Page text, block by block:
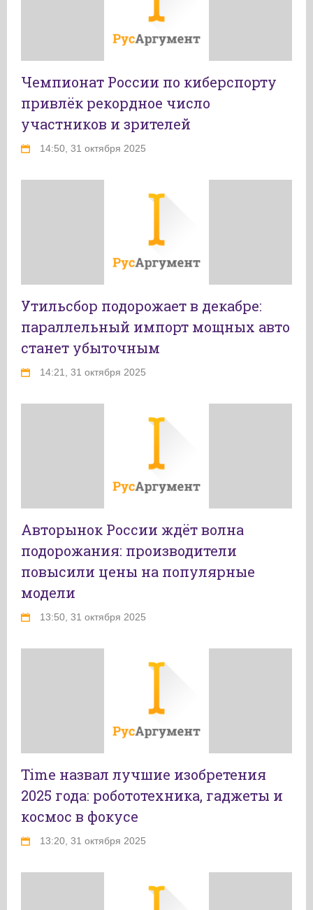
Чемпионат России по киберспорту
привлёк рекордное число
участников и зрителей
14:50, 31 октября 2025
Утильсбор подорожает в декабре:
параллельный импорт мощных авто
станет убыточным
14:21, 31 октября 2025
Авторынок России ждёт волна
подорожания: производители
повысили цены на популярные
модели
13:50, 31 октября 2025
Time назвал лучшие изобретения
2025 года: робототехника, гаджеты и
космос в фокусе
13:20, 31 октября 2025